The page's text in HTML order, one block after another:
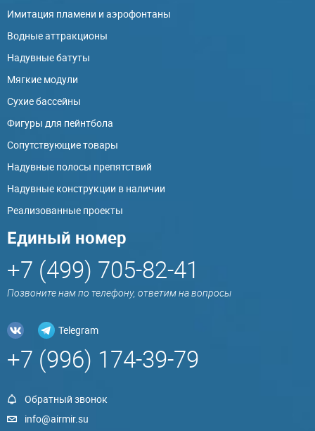
Имитация пламени и аэрофонтаны
Водные аттракционы
Надувные батуты
Мягкие модули
Сухие бассейны
Фигуры для пейнтбола
Сопутствующие товары
Надувные полосы препятствий
Надувные конструкции в наличии
Реализованные проекты
Единый номер
+7 (499) 705-82-41
Позвоните нам по телефону, ответим на вопросы
Telegram
+7 (996) 174-39-79
Обратный звонок
info@airmir.su